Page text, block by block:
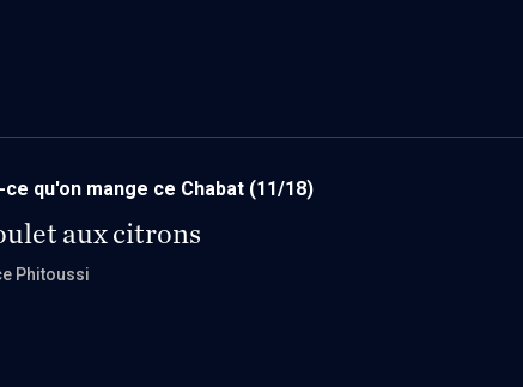
qu'on mange ce Chabat (11/18)
aux citrons
Phitoussi